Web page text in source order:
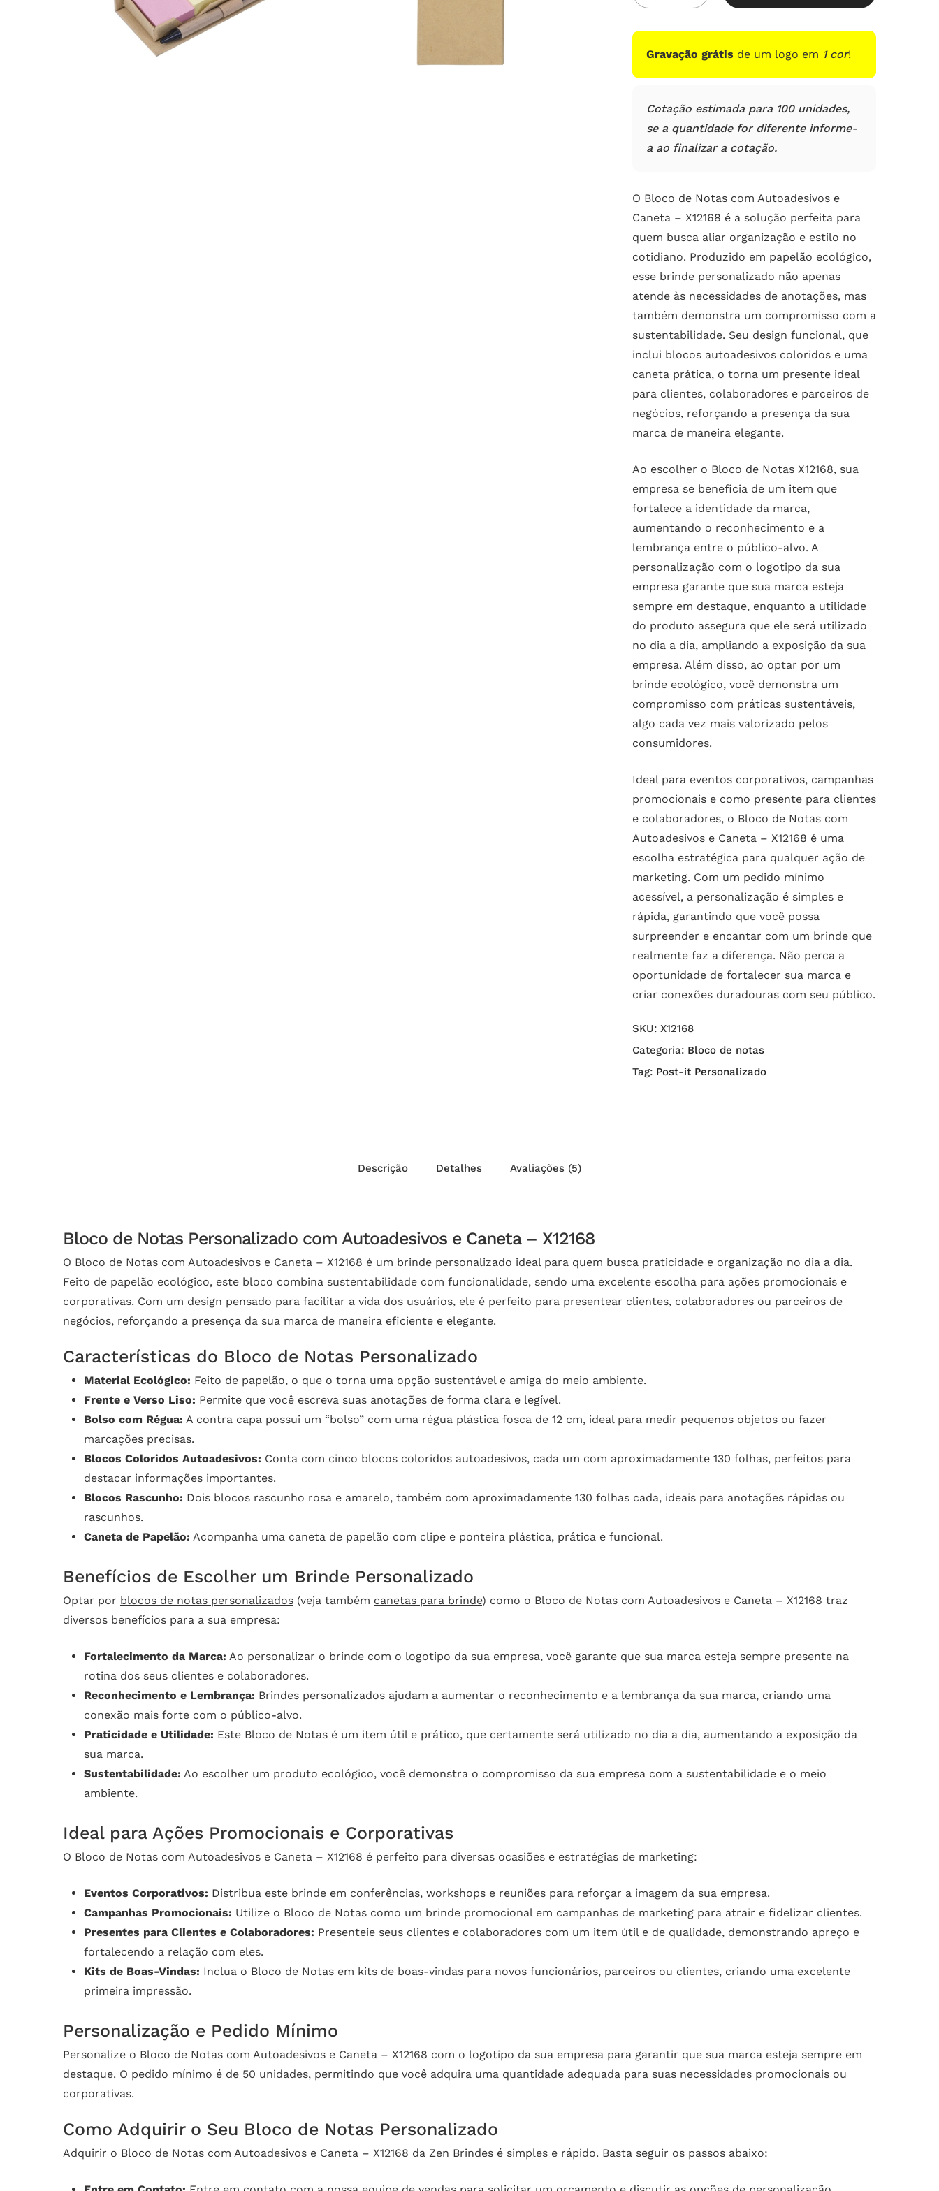
em
clientes
Gravação grátis de um logo em 1 cor!
Cotação estimada para 100 unidades,
se a quantidade for diferente informe-
a ao finalizar a cotação.
O Bloco de Notas com Autoadesivos e
Caneta – X12168 é a solução perfeita para
quem busca aliar organização e estilo no
cotidiano. Produzido em papelão ecológico,
esse brinde personalizado não apenas
atende às necessidades de anotações, mas
também demonstra um compromisso com a
sustentabilidade. Seu design funcional, que
inclui blocos autoadesivos coloridos e uma
caneta prática, o torna um presente ideal
para clientes, colaboradores e parceiros de
negócios, reforçando a presença da sua
marca de maneira elegante.
Ao escolher o Bloco de Notas X12168, sua
empresa se beneficia de um item que
fortalece a identidade da marca,
aumentando o reconhecimento e a
lembrança entre o público-alvo. A
personalização com o logotipo da sua
empresa garante que sua marca esteja
sempre em destaque, enquanto a utilidade
do produto assegura que ele será utilizado
no dia a dia, ampliando a exposição da sua
empresa. Além disso, ao optar por um
brinde ecológico, você demonstra um
compromisso com práticas sustentáveis,
algo cada vez mais valorizado pelos
consumidores.
Ideal para eventos corporativos, campanhas
promocionais e como presente para clientes
e colaboradores, o Bloco de Notas com
Autoadesivos e Caneta – X12168 é uma
escolha estratégica para qualquer ação de
marketing. Com um pedido mínimo
acessível, a personalização é simples e
rápida, garantindo que você possa
surpreender e encantar com um brinde que
realmente faz a diferença. Não perca a
oportunidade de fortalecer sua marca e
criar conexões duradouras com seu público.
SKU: X12168
Categoria: Bloco de notas
Tag: Post-it Personalizado
Descrição Detalhes Avaliações (5)
Bloco de Notas Personalizado com Autoadesivos e Caneta – X12168
O Bloco de Notas com Autoadesivos e Caneta – X12168 é um brinde personalizado ideal para quem busca praticidade e organização no dia a dia.
Feito de papelão ecológico, este bloco combina sustentabilidade com funcionalidade, sendo uma excelente escolha para ações promocionais e
corporativas. Com um design pensado para facilitar a vida dos usuários, ele é perfeito para presentear clientes, colaboradores ou parceiros de
negócios, reforçando a presença da sua marca de maneira eficiente e elegante.
Características do Bloco de Notas Personalizado
Material Ecológico: Feito de papelão, o que o torna uma opção sustentável e amiga do meio ambiente.
Frente e Verso Liso: Permite que você escreva suas anotações de forma clara e legível.
Bolso com Régua: A contra capa possui um “bolso” com uma régua plástica fosca de 12 cm, ideal para medir pequenos objetos ou fazer
marcações precisas.
Blocos Coloridos Autoadesivos: Conta com cinco blocos coloridos autoadesivos, cada um com aproximadamente 130 folhas, perfeitos para
destacar informações importantes.
Blocos Rascunho: Dois blocos rascunho rosa e amarelo, também com aproximadamente 130 folhas cada, ideais para anotações rápidas ou
rascunhos.
Caneta de Papelão: Acompanha uma caneta de papelão com clipe e ponteira plástica, prática e funcional.
Benefícios de Escolher um Brinde Personalizado
Optar por blocos de notas personalizados (veja também canetas para brinde) como o Bloco de Notas com Autoadesivos e Caneta – X12168 traz
diversos benefícios para a sua empresa:
Fortalecimento da Marca: Ao personalizar o brinde com o logotipo da sua empresa, você garante que sua marca esteja sempre presente na
rotina dos seus clientes e colaboradores.
Reconhecimento e Lembrança: Brindes personalizados ajudam a aumentar o reconhecimento e a lembrança da sua marca, criando uma
conexão mais forte com o público-alvo.
Praticidade e Utilidade: Este Bloco de Notas é um item útil e prático, que certamente será utilizado no dia a dia, aumentando a exposição da
sua marca.
Sustentabilidade: Ao escolher um produto ecológico, você demonstra o compromisso da sua empresa com a sustentabilidade e o meio
ambiente.
Ideal para Ações Promocionais e Corporativas
O Bloco de Notas com Autoadesivos e Caneta – X12168 é perfeito para diversas ocasiões e estratégias de marketing:
Eventos Corporativos: Distribua este brinde em conferências, workshops e reuniões para reforçar a imagem da sua empresa.
Campanhas Promocionais: Utilize o Bloco de Notas como um brinde promocional em campanhas de marketing para atrair e fidelizar clientes.
Presentes para Clientes e Colaboradores: Presenteie seus clientes e colaboradores com um item útil e de qualidade, demonstrando apreço e
fortalecendo a relação com eles.
Kits de Boas-Vindas: Inclua o Bloco de Notas em kits de boas-vindas para novos funcionários, parceiros ou clientes, criando uma excelente
primeira impressão.
Personalização e Pedido Mínimo
Personalize o Bloco de Notas com Autoadesivos e Caneta – X12168 com o logotipo da sua empresa para garantir que sua marca esteja sempre em
destaque. O pedido mínimo é de 50 unidades, permitindo que você adquira uma quantidade adequada para suas necessidades promocionais ou
corporativas.
Como Adquirir o Seu Bloco de Notas Personalizado
Adquirir o Bloco de Notas com Autoadesivos e Caneta – X12168 da Zen Brindes é simples e rápido. Basta seguir os passos abaixo: